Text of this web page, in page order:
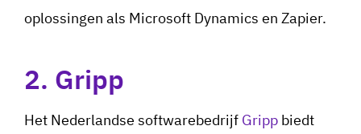
oplossingen als Microsoft Dynamics en Zapier.
2. Gripp
Het Nederlandse softwarebedrijf Gripp biedt